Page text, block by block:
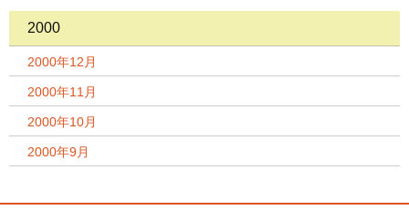
2000
2000年12月
2000年11月
2000年10月
2000年9月